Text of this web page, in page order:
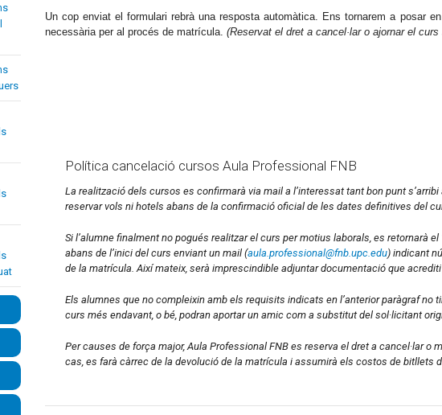
Un cop enviat el formulari rebrà una resposta automàtica. Ens tornarem a posar
necessària per al procés de matrícula. (Reservat el dret a cancel·lar o ajornar el
Política cancelació cursos Aula Professional FNB
La realització dels cursos es confirmarà via mail a l’interessat tant bon punt
reservar vols ni hotels abans de la confirmació oficial de les dates definitives del
Si l’alumne finalment no pogués realitzar el curs per motius laborals, es retornarà
abans de l’inici del curs enviant un mail (aula.professional@fnb.upc.edu) indicant
de la matrícula. Així mateix, serà imprescindible adjuntar documentació que
Els alumnes que no compleixin amb els requisits indicats en l’anterior paràgraf no
curs més endavant, o bé, podran aportar un amic com a substitut del sol·licitant
Per causes de força major, Aula Professional FNB es reserva el dret a cancel·lar
cas, es farà càrrec de la devolució de la matrícula i assumirà els costos de bitllets